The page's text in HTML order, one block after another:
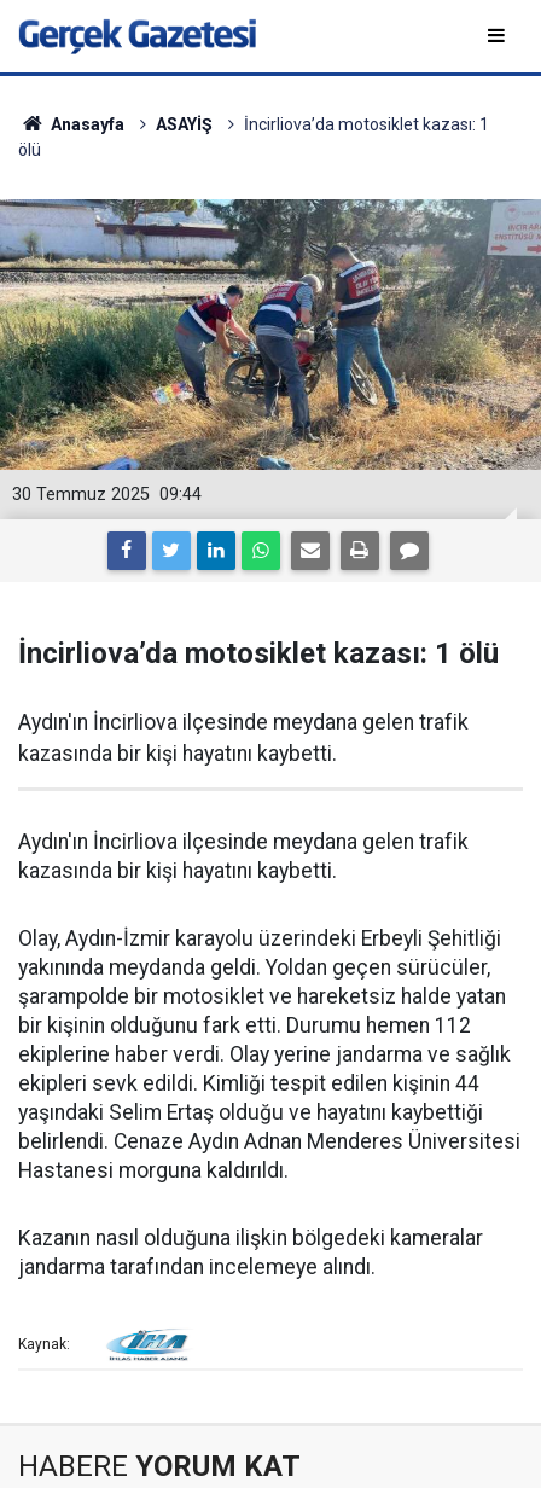
Anasayfa ASAYİŞ
İncirliova’da motosiklet kazası: 1
ölü
09:44
30 Temmuz 2025
İncirliova’da motosiklet kazası: 1 ölü
Aydın'ın İncirliova ilçesinde meydana gelen trafik
kazasında bir kişi hayatını kaybetti.
Aydın'ın İncirliova ilçesinde meydana gelen trafik
kazasında bir kişi hayatını kaybetti.
Olay, Aydın-İzmir karayolu üzerindeki Erbeyli Şehitliği
yakınında meydanda geldi. Yoldan geçen sürücüler,
şarampolde bir motosiklet ve hareketsiz halde yatan
bir kişinin olduğunu fark etti. Durumu hemen 112
ekiplerine haber verdi. Olay yerine jandarma ve sağlık
ekipleri sevk edildi. Kimliği tespit edilen kişinin 44
yaşındaki Selim Ertaş olduğu ve hayatını kaybettiği
belirlendi. Cenaze Aydın Adnan Menderes Üniversitesi
Hastanesi morguna kaldırıldı.
Kazanın nasıl olduğuna ilişkin bölgedeki kameralar
jandarma tarafından incelemeye alındı.
Kaynak:
HABERE YORUM KAT